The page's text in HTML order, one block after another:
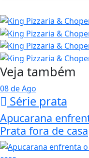
Veja também
08 de Ago
Série prata
Apucarana
Prata fora de casa